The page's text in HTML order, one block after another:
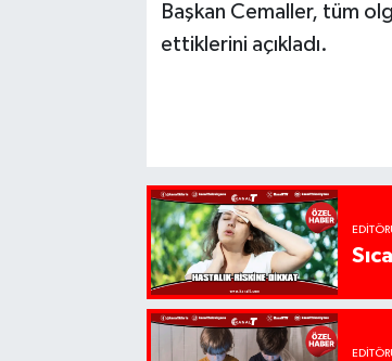
Başkan Cemaller, tüm
ettiklerini açıkladı.